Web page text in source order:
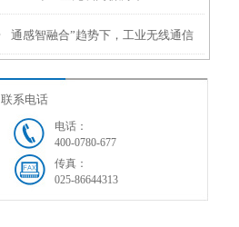
线
通感智融合”趋势下，工业无线通信
如何做好支撑？
联系电话
电话：
400-0780-677
传真：
025-86644313